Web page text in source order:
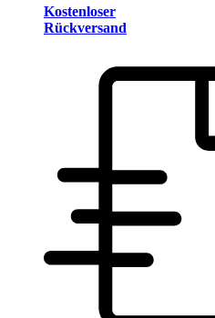
Kostenloser
Rückversand